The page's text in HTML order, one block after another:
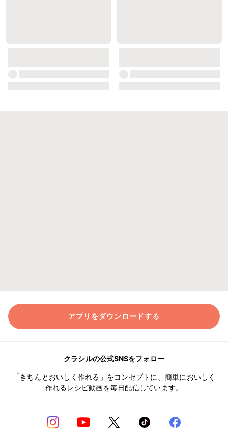
アプリをダウンロードする
クラシルの公式SNSをフォロー
「きちんとおいしく作れる」をコンセプトに、簡単においしく
作れるレシピ動画を毎日配信しています。